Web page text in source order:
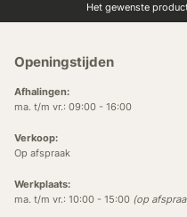
Het gewenste
Openingstijden
Afhalingen:
ma. t/m vr.: 09:00 - 16:00
Verkoop:
Op afspraak
Werkplaats:
ma. t/m vr.: 10:00 - 15:00 (op